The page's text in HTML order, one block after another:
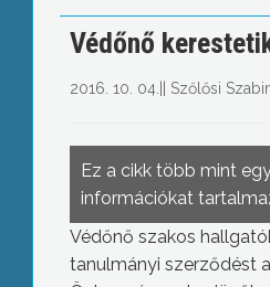
Védőnő
2016. 10. 04. Szőlősi
Ez a cikk több mint
információkat
Védőnő szakos
tanulmányi szerződést